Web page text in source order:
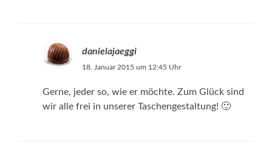
danielajaeggi
18. Januar 2015 um 12:45 Uhr
Gerne, jeder so, wie er möchte. Zum Glück sind
wir alle frei in unserer Taschengestaltung! 🙂